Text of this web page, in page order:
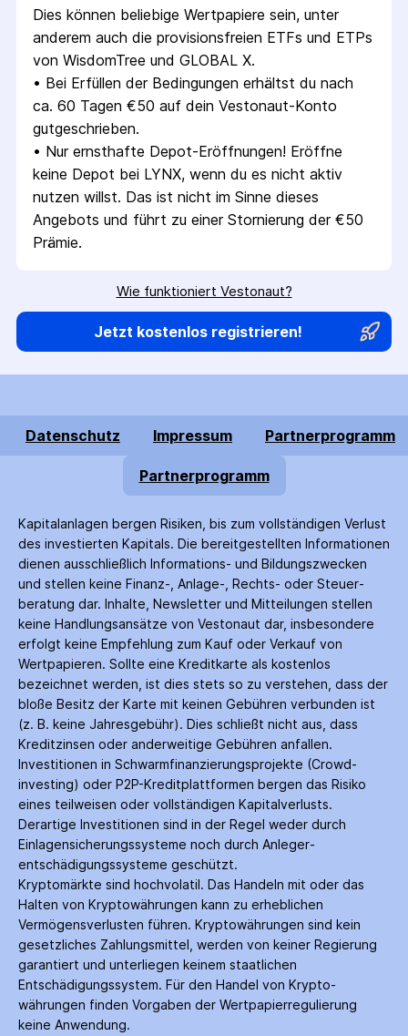
Dies können beliebige Wertpapiere sein, unter
anderem auch die provisionsfreien ETFs und ETPs
von WisdomTree und GLOBAL X.
• Bei Erfüllen der Bedingungen erhältst du nach
ca. 60 Tagen €50 auf dein Vestonaut-Konto
gutgeschrieben.
• Nur ernsthafte Depot-Eröffnungen! Eröffne
keine Depot bei LYNX, wenn du es nicht aktiv
nutzen willst. Das ist nicht im Sinne dieses
Angebots und führt zu einer Stornierung der €50
Prämie.
Wie funktioniert Vestonaut?
Jetzt kostenlos registrieren!
Datenschutz Impressum Partnerprogramm
Partnerprogramm
Kapitalanlagen bergen Risiken, bis zum voll­ständigen Verlust
des investierten Kapitals. Die bereitgestellten Informationen
dienen ausschließlich Informations- und Bildungs­zwecken
und stellen keine Finanz-, Anlage-, Rechts- oder Steuer­
beratung dar. Inhalte, Newsletter und Mitteilungen stellen
keine Handlungs­ansätze von Vestonaut dar, insbesondere
erfolgt keine Empfehlung zum Kauf oder Verkauf von
Wertpapieren. Sollte eine Kreditkarte als kostenlos
bezeichnet werden, ist dies stets so zu verstehen, dass der
bloße Besitz der Karte mit keinen Gebühren verbunden ist
(z. B. keine Jahres­gebühr). Dies schließt nicht aus, dass
Kredit­zinsen oder anderweitige Gebühren anfallen.
Investitionen in Schwarm­finanzierungs­projekte (Crowd­
investing) oder P2P-Kredit­plattformen bergen das Risiko
eines teilweisen oder vollständigen Kapitalverlusts.
Derartige Investitionen sind in der Regel weder durch
Einlagen­sicherungs­systeme noch durch Anleger­
entschädigungs­systeme geschützt.
Kryptomärkte sind hochvolatil. Das Handeln mit oder das
Halten von Krypto­währungen kann zu erheblichen
Vermögensverlusten führen. Krypto­währungen sind kein
gesetzliches Zahlungs­mittel, werden von keiner Regierung
garantiert und unterliegen keinem staatlichen
Entschädigungs­system. Für den Handel von Krypto­
währungen finden Vorgaben der Wertpapier­regulierung
keine Anwendung.